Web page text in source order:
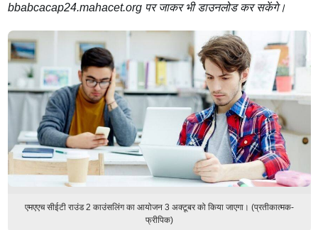
bbabcacap24.mahacet.org पर जाकर भी डाउनलोड कर सकेंगे।
एमएएच सीईटी राउंड 2 काउंसलिंग का आयोजन 3 अक्टूबर को किया जाएगा। (प्रतीकात्मक-
फ्रीपिक)